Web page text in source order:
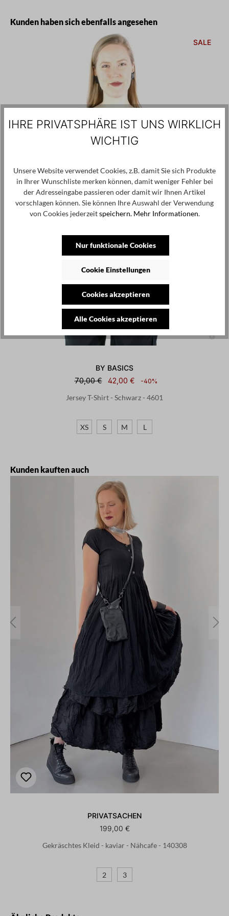
Produktgalerie überspringen
Kunden haben sich ebenfalls angesehen
SALE
BY BASICS
70,00 €
42,00 € -40%
Jersey T-Shirt - Schwarz - 4601
XS S M L
Produktgalerie überspringen
Kunden kauften auch
PRIVATSACHEN
199,00 €
Gekräschtes Kleid - kaviar - Nähcafe - 140308
2 3
IHRE PRIVATSPHÄRE IST UNS WIRKLICH
WICHTIG
Unsere Website verwendet Cookies, z.B. damit Sie sich Produkte
in Ihrer Wunschliste merken können, damit weniger Fehler bei
der Adresseingabe passieren oder damit wir Ihnen Artikel
vorschlagen können. Sie können Ihre Auswahl der Verwendung
von Cookies jederzeitspeichern. Mehr Informationen.
Nur funktionale Cookies
Cookie Einstellungen
Cookies akzeptieren
Alle Cookies akzeptieren